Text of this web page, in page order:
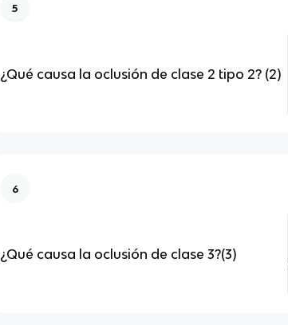
5
¿Qué causa la oclusión de clase 2 tipo 2? (2)
6
¿Qué causa la oclusión de clase 3?(3)